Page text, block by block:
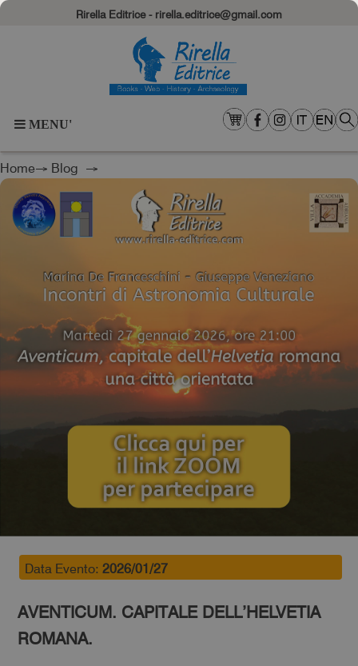
Rirella Editrice - rirella.editrice@gmail.com
MENU'
Home→ Blog →
Data Evento: 2026/01/27
AVENTICUM. CAPITALE DELL’HELVETIA
ROMANA.